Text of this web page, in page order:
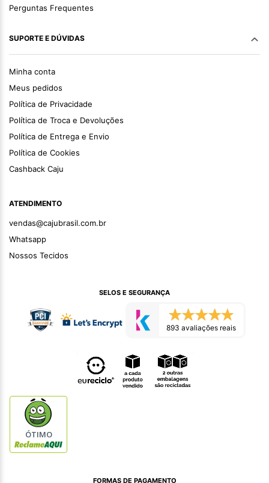
Perguntas Frequentes
SUPORTE E DÚVIDAS
Minha conta
Meus pedidos
Política de Privacidade
Política de Troca e Devoluções
Política de Entrega e Envio
Política de Cookies
Cashback Caju
ATENDIMENTO
vendas@cajubrasil.com.br
Whatsapp
Nossos Tecidos
SELOS E SEGURANÇA
893 avaliações reais
ÓTIMO
FORMAS DE PAGAMENTO